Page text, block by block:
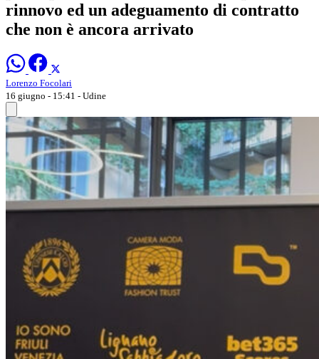
rinnovo ed un adeguamento di contratto
che non è ancora arrivato
Lorenzo Focolari
16 giugno - 15:41 - Udine